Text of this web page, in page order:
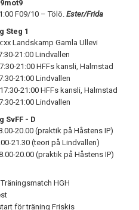
F09/10 – Tölö. Ester/Frida
Steg 1
Landskamp Gamla Ullevi
21:00 Lindvallen
21:00 HFFs kansli, Halmstad
21:00 Lindvallen
21:00 HFFs kansli, Halmstad
17:30-21:00 Lindvallen
SvFF - D
20.00 (praktik på Håstens IP)
21.30 (teori på Lindvallen)
20.00 (praktik på Håstens IP)
HGH
för träning Friskis